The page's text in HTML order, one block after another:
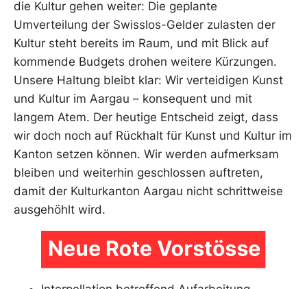
die Kultur gehen weiter: Die geplante
Umverteilung der Swisslos-Gelder zulasten der
Kultur steht bereits im Raum, und mit Blick auf
kommende Budgets drohen weitere Kürzungen.
Unsere Haltung bleibt klar: Wir verteidigen Kunst
und Kultur im Aargau – konsequent und mit
langem Atem. Der heutige Entscheid zeigt, dass
wir doch noch auf Rückhalt für Kunst und Kultur im
Kanton setzen können. Wir werden aufmerksam
bleiben und weiterhin geschlossen auftreten,
damit der Kulturkanton Aargau nicht schrittweise
ausgehöhlt wird.